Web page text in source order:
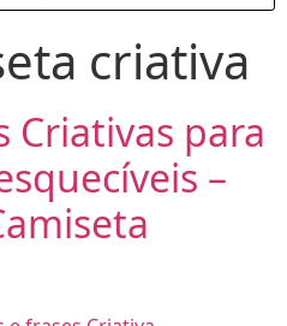
criativa
Criativas para
–